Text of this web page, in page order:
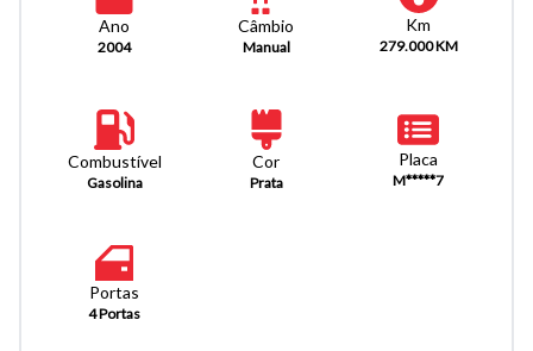
Ano
2004
Câmbio
Manual
Km
279.000 KM
Combustível
Gasolina
Cor
Prata
Placa
M*****7
Portas
4 Portas